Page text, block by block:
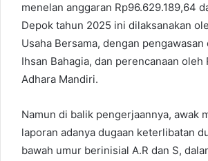
menelan anggaran Rp96.629.189,64
Depok tahun 2025 ini dilaksanakan
Usaha Bersama, dengan
Ihsan Bahagia, dan perencanaan oleh
Adhara Mandiri.
Namun di balik pengerjaannya, awak
laporan adanya dugaan keterlibatan
bawah umur berinisial A.R dan S,